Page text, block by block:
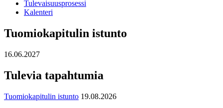
Tulevaisuusprosessi
Kalenteri
Tuomiokapitulin istunto
16.06.2027
Tulevia tapahtumia
Tuomiokapitulin istunto 19.08.2026